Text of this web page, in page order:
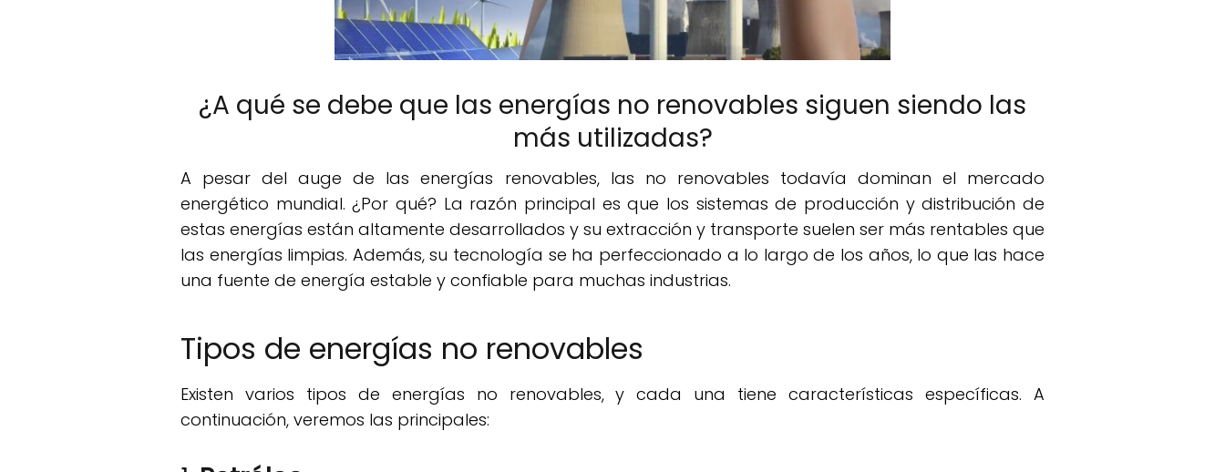
¿A qué se debe que las energías no renovables siguen siendo las
más utilizadas?
A pesar del auge de las energías renovables, las no renovables todavía dominan el mercado
energético mundial. ¿Por qué? La razón principal es que los sistemas de producción y distribución de
estas energías están altamente desarrollados y su extracción y transporte suelen ser más rentables que
las energías limpias. Además, su tecnología se ha perfeccionado a lo largo de los años, lo que las hace
una fuente de energía estable y confiable para muchas industrias.
Tipos de energías no renovables
Existen varios tipos de energías no renovables, y cada una tiene características específicas. A
continuación, veremos las principales: